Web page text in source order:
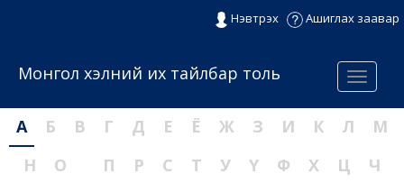
Нэвтрэх Ашиглах заавар
Menu
Монгол хэлний их тайлбар толь
А Б В Г Д Е Ё Ж З И К Л
М
Н
О П Р С Т У Ү Ф Х Ц
Ч